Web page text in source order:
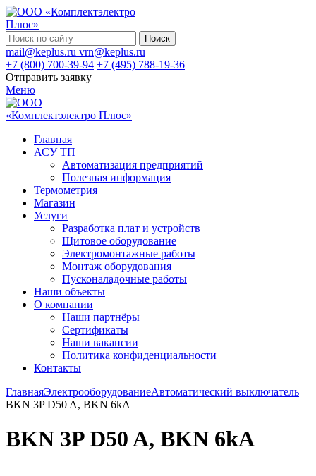
Поиск
mail@keplus.ru vrn@keplus.ru
+7 (800) 700-39-94 +7 (495) 788-19-36
Отправить заявку
Меню
Главная
АСУ ТП
Автоматизация предприятий
Полезная информация
Термометрия
Магазин
Услуги
Разработка плат и устройств
Щитовое оборудование
Электромонтажные работы
Монтаж оборудования
Пусконаладочные работы
Наши объекты
О компании
Наши партнёры
Сертификаты
Наши вакансии
Политика конфиденциальности
Контакты
ГлавнаяЭлектрооборудованиеАвтоматический выключатель
BKN 3P D50 A, BKN 6kA
BKN 3P D50 A, BKN 6kA